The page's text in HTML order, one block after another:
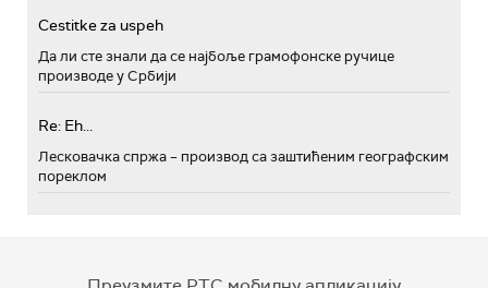
Cestitke za uspeh
Да ли сте знали да се најбоље грамофонске ручице
производе у Србији
Re: Eh...
Лесковачка спржа – производ са заштићеним географским
пореклом